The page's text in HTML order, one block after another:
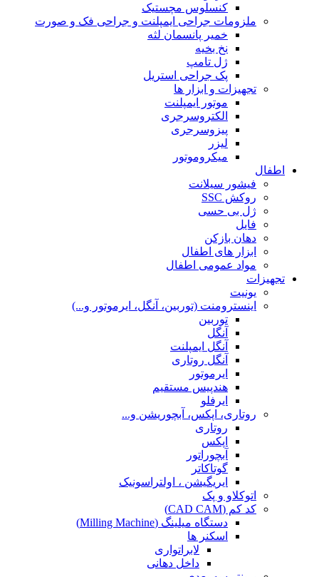
کنسلوس مچستیک
ملزومات جراحی ایمپلنت و جراحی فک و صورت
خمیر پانسمان لثه
نخ بخیه
ژل تامپ
پک جراحی استریل
تجهیزات و ابزار ها
موتور ایمپلنت
الکتروسرجری
پیزوسرجری
لیزر
میکروموتور
اطفال
فیشور سیلانت
روکش SSC
ژل بی حسی
فایل
دهان بازکن
ابزار های اطفال
مواد عمومی اطفال
تجهیزات
یونیت
اینسترومنت (توربین، آنگل، ایرموتور و...)
توربین
آنگل
آنگل ایمپلنت
آنگل روتاری
ایرموتور
هندپیس مستقیم
ایرفلو
روتاری، اپکس، آبچوریشن و...
روتاری
اپکس
آبچوراتور
گوتاکاتر
ایریگیشن ، اولتراسونیک
اتوکلاو و پک
کد کم (CAD CAM)
دستگاه میلینگ (Milling Machine)
اسکنر ها
لابراتواری
داخل دهانی